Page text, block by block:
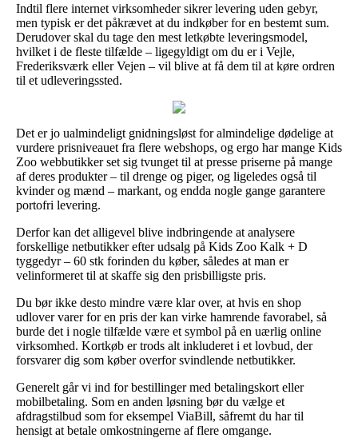
Indtil flere internet virksomheder sikrer levering uden gebyr,
men typisk er det påkrævet at du indkøber for en bestemt sum.
Derudover skal du tage den mest letkøbte leveringsmodel,
hvilket i de fleste tilfælde – ligegyldigt om du er i Vejle,
Frederiksværk eller Vejen – vil blive at få dem til at køre ordren
til et udleveringssted.
Det er jo ualmindeligt gnidningsløst for almindelige dødelige at
vurdere prisniveauet fra flere webshops, og ergo har mange Kids
Zoo webbutikker set sig tvunget til at presse priserne på mange
af deres produkter – til drenge og piger, og ligeledes også til
kvinder og mænd – markant, og endda nogle gange garantere
portofri levering.
Derfor kan det alligevel blive indbringende at analysere
forskellige netbutikker efter udsalg på Kids Zoo Kalk + D
tyggedyr – 60 stk forinden du køber, således at man er
velinformeret til at skaffe sig den prisbilligste pris.
Du bør ikke desto mindre være klar over, at hvis en shop
udlover varer for en pris der kan virke hamrende favorabel, så
burde det i nogle tilfælde være et symbol på en uærlig online
virksomhed. Kortkøb er trods alt inkluderet i et lovbud, der
forsvarer dig som køber overfor svindlende netbutikker.
Generelt går vi ind for bestillinger med betalingskort eller
mobilbetaling. Som en anden løsning bør du vælge et
afdragstilbud som for eksempel ViaBill, såfremt du har til
hensigt at betale omkostningerne af flere omgange.